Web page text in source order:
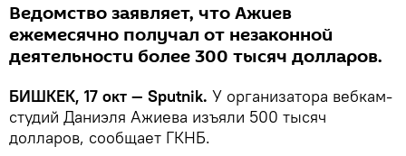
Ведомство заявляет, что Ажиев
ежемесячно получал от незаконной
деятельности более 300 тысяч долларов.
БИШКЕК, 17 окт — Sputnik. У организатора вебкам-
студий Даниэля Ажиева изъяли 500 тысяч
долларов, сообщает ГКНБ.